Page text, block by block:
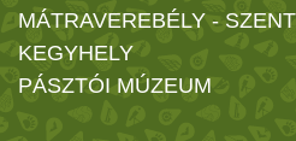
MÁTRAVEREBÉLY -
KEGYHELY
PÁSZTÓI MÚZEUM